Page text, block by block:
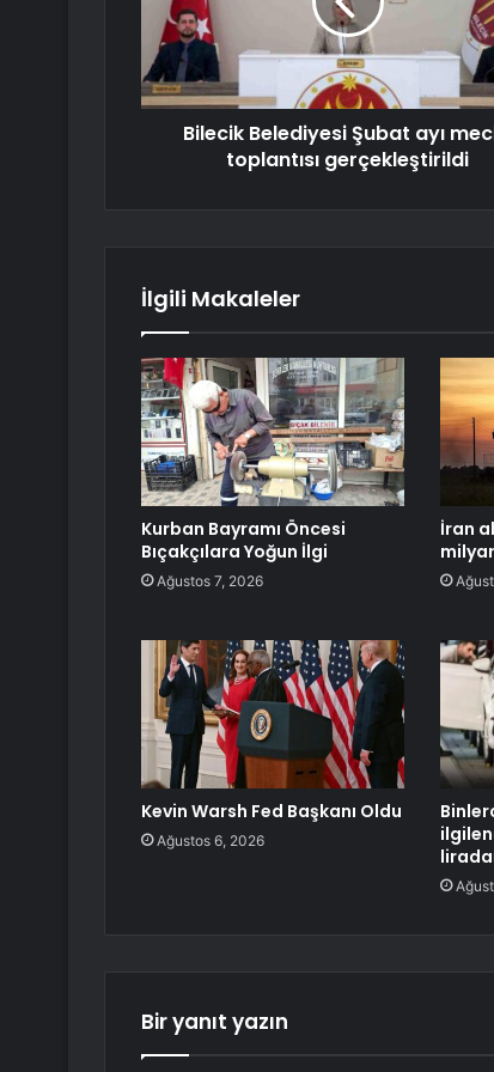
Bilecik Belediyesi Şubat ayı
toplantısı gerçekleştirildi
İlgili Makaleler
Kurban Bayramı Öncesi
Bıçakçılara Yoğun İlgi
Ağustos 7, 2026
İran
Kevin Warsh Fed Başkanı Oldu
Ağustos 6, 2026
Bir yanıt yazın